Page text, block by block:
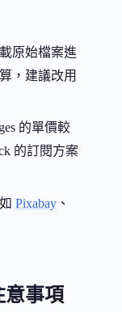
原始檔案進
，建議改用
的單價較
的訂閱方案
Pixabay 、
意事項